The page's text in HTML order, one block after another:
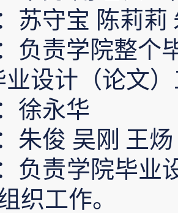
苏守宝 陈莉莉
负责学院整个
业设计（论文
徐永华
朱俊 吴刚 王炀
负责学院毕业
织工作。